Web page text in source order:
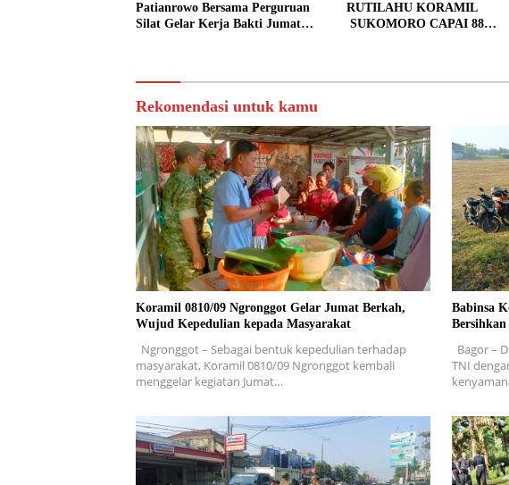
Patianrowo Bersama Perguruan
Silat Gelar Kerja Bakti Jumat
RUTILAHU KORAMIL
SUKOMORO CAPAI 88
Rekomendasi untuk kamu
Koramil 0810/09 Ngronggot Gelar Jumat Berkah,
Wujud Kepedulian kepada Masyarakat
Ngronggot – Sebagai bentuk kepedulian terhadap
masyarakat, Koramil 0810/09 Ngronggot kembali
menggelar kegiatan Jumat…
Babinsa
Bagor –
TNI